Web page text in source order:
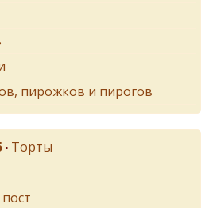
пирожков и пирогов
• Торты